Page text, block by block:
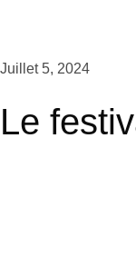
Juillet 5, 2024
Le